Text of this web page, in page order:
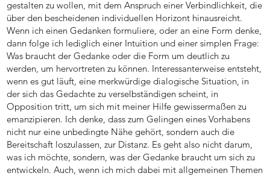
gestalten zu wollen, mit dem Anspruch einer Verbindlichkeit, die
über den bescheidenen individuellen Horizont hinausreicht.
Wenn ich einen Gedanken formuliere, oder an eine Form denke,
dann folge ich lediglich einer Intuition und einer simplen Frage:
Was braucht der Gedanke oder die Form um deutlich zu
werden, um hervortreten zu können. Interessanterweise entsteht,
wenn es gut läuft, eine merkwürdige dialogische Situation, in
der sich das Gedachte zu verselbständigen scheint, in
Opposition tritt, um sich mit meiner Hilfe gewissermaßen zu
emanzipieren. Ich denke, dass zum Gelingen eines Vorhabens
nicht nur eine unbedingte Nähe gehört, sondern auch die
Bereitschaft loszulassen, zur Distanz. Es geht also nicht darum,
was ich möchte, sondern, was der Gedanke braucht um sich zu
entwickeln. Auch, wenn ich mich dabei mit allgemeinen Themen